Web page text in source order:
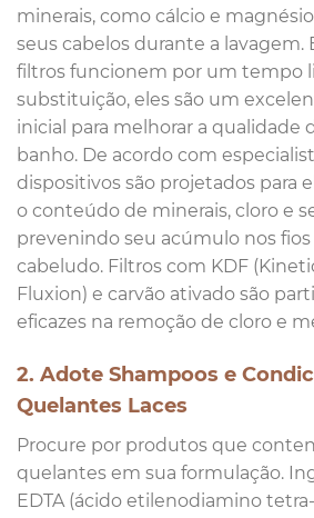
minerais, como cálcio e
seus cabelos durante a lavagem.
filtros funcionem por um tempo
substituição, eles são um
inicial para melhorar a qualidade
banho. De acordo com
dispositivos são projetados para
o conteúdo de minerais, cloro e
prevenindo seu acúmulo nos
cabeludo. Filtros com KDF
Fluxion) e carvão ativado são
eficazes na remoção de cloro e
2. Adote Shampoos e
Quelantes Laces
Procure por produtos que
quelantes em sua formulação.
EDTA (ácido etilenodiamino